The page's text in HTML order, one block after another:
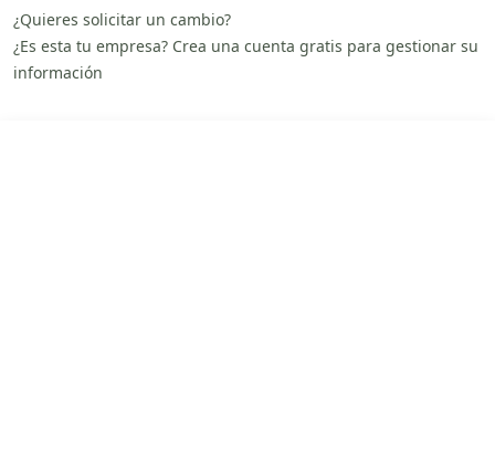
¿Quieres solicitar un cambio?
¿Es esta tu empresa? Crea una cuenta gratis para gestionar su
información